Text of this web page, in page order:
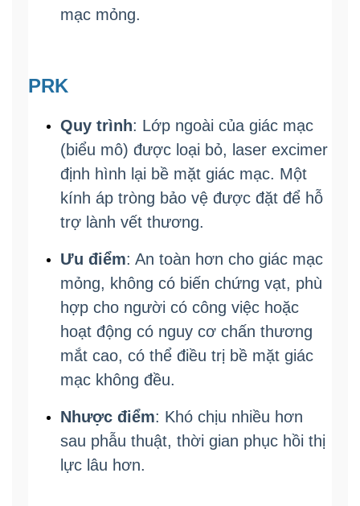
mạc mỏng.
PRK
Quy trình: Lớp ngoài của giác mạc
(biểu mô) được loại bỏ, laser excimer
định hình lại bề mặt giác mạc. Một
kính áp tròng bảo vệ được đặt để hỗ
trợ lành vết thương.
Ưu điểm: An toàn hơn cho giác mạc
mỏng, không có biến chứng vạt, phù
hợp cho người có công việc hoặc
hoạt động có nguy cơ chấn thương
mắt cao, có thể điều trị bề mặt giác
mạc không đều.
Nhược điểm: Khó chịu nhiều hơn
sau phẫu thuật, thời gian phục hồi thị
lực lâu hơn.